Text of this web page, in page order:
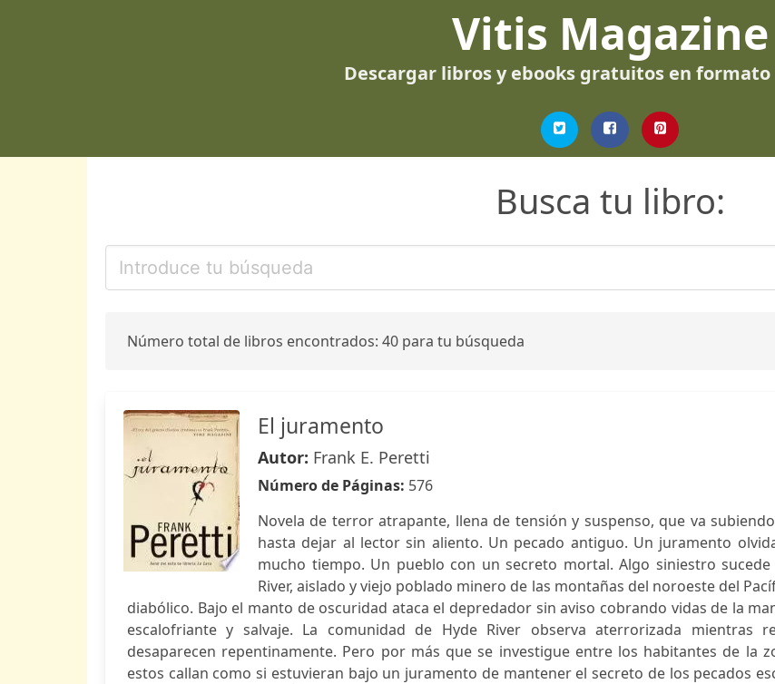
Vitis Magazine
Descargar libros y ebooks gratuitos en formato
Busca tu libro:
Número total de libros encontrados: 40 para tu búsqueda
El juramento
Autor: Frank E. Peretti
Número de Páginas: 576
Novela de terror atrapante, llena de tensión y suspenso, que va
hasta dejar al lector sin aliento. Un pecado antiguo. Un juramento
mucho tiempo. Un pueblo con un secreto mortal. Algo siniestro sucede
River, aislado y viejo poblado minero de las montañas del noroeste del
diabólico. Bajo el manto de oscuridad ataca el depredador sin aviso cobrando vidas de la
escalofriante y salvaje. La comunidad de Hyde River observa aterrorizada mientras
desaparecen repentinamente. Pero por más que se investigue entre los habitantes de la
estos callan como si estuvieran bajo un juramento de mantener el secreto de los pecados